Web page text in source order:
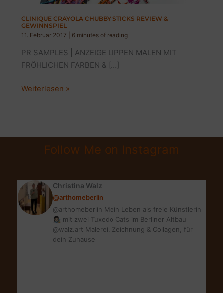
CLINIQUE CRAYOLA CHUBBY STICKS REVIEW &
GEWINNSPIEL
11. Februar 2017
6 minutes of reading
PR SAMPLES | ANZEIGE LIPPEN MALEN MIT
FRÖHLICHEN FARBEN & […]
CLINIQUE
REVIEW
Weiterlesen »
Follow Me on Instagram
Christina Walz
@arthomeberlin
@arthomeberlin Mein Leben als freie Künstlerin
👩🏻‍🎨 mit zwei Tuxedo Cats im Berliner Altbau
@walz.art Malerei, Zeichnung & Collagen, für
dein Zuhause